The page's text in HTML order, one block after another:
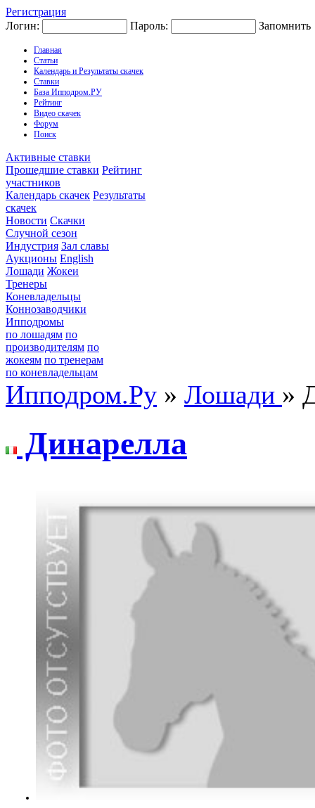
Регистрация
Логин:
Пароль: Запомнить
Главная
Статьи
Календарь и Результаты скачек
Ставки
База Ипподром.РУ
Рейтинг
Видео скачек
Форум
Поиск
Активные ставки
Прошедшие ставки Рейтинг
участников
Календарь скачек Результаты
скачек
Новости Скачки
Случной сезон
Индустрия Зал славы
Аукционы English
Лошади Жокеи
Тренеры
Коневладельцы
Коннозаводчики
Ипподромы
по лошадям по
производителям по
жокеям по тренерам
по коневладельцам
Ипподром.Ру » Лошади »
Динapеллa